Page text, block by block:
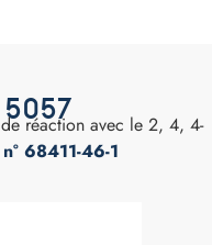
réaction avec le 2, 4, 4-
68411-46-1